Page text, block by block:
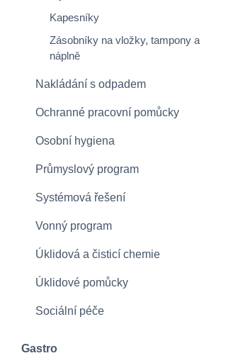
Kapesníky
Zásobníky na vložky, tampony a
náplně
Nakládání s odpadem
Ochranné pracovní pomůcky
Osobní hygiena
Průmyslový program
Systémová řešení
Vonný program
Úklidová a čisticí chemie
Úklidové pomůcky
Sociální péče
Gastro